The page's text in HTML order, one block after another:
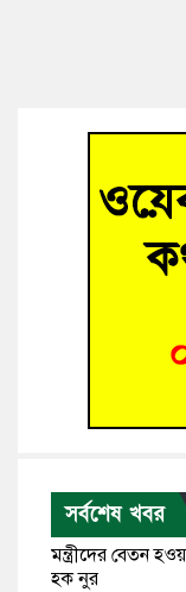
সর্বশেষ খবর
মন্ত্রীদের বেতন
হক নুর